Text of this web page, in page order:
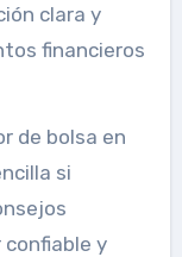
clara y
financieros
de bolsa en
si
y